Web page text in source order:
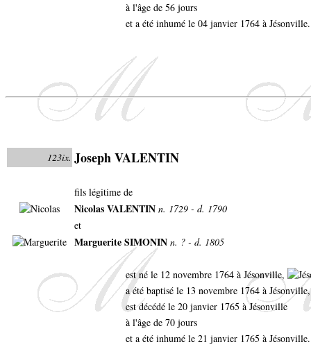
à l'âge de 56 jours
et a été inhumé le 04 janvier 1764 à Jésonville.
123ix. Joseph VALENTIN
fils légitime de
Nicolas VALENTIN n. 1729 - d. 1790
et
Marguerite SIMONIN n. ? - d. 1805
est né le 12 novembre 1764 à Jésonville,
a été baptisé le 13 novembre 1764 à Jésonville,
est décédé le 20 janvier 1765 à Jésonville
à l'âge de 70 jours
et a été inhumé le 21 janvier 1765 à Jésonville.